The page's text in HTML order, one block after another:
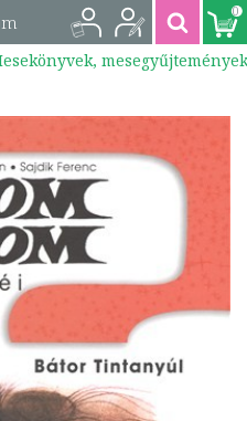
0
mesegyűjtemények